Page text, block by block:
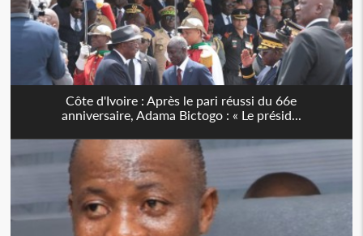
Côte d'Ivoire : Après le pari réussi du 66e
anniversaire, Adama Bictogo : « Le présid...